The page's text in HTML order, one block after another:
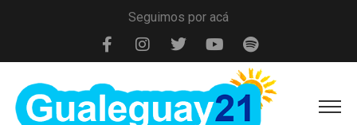
Seguimos por acá